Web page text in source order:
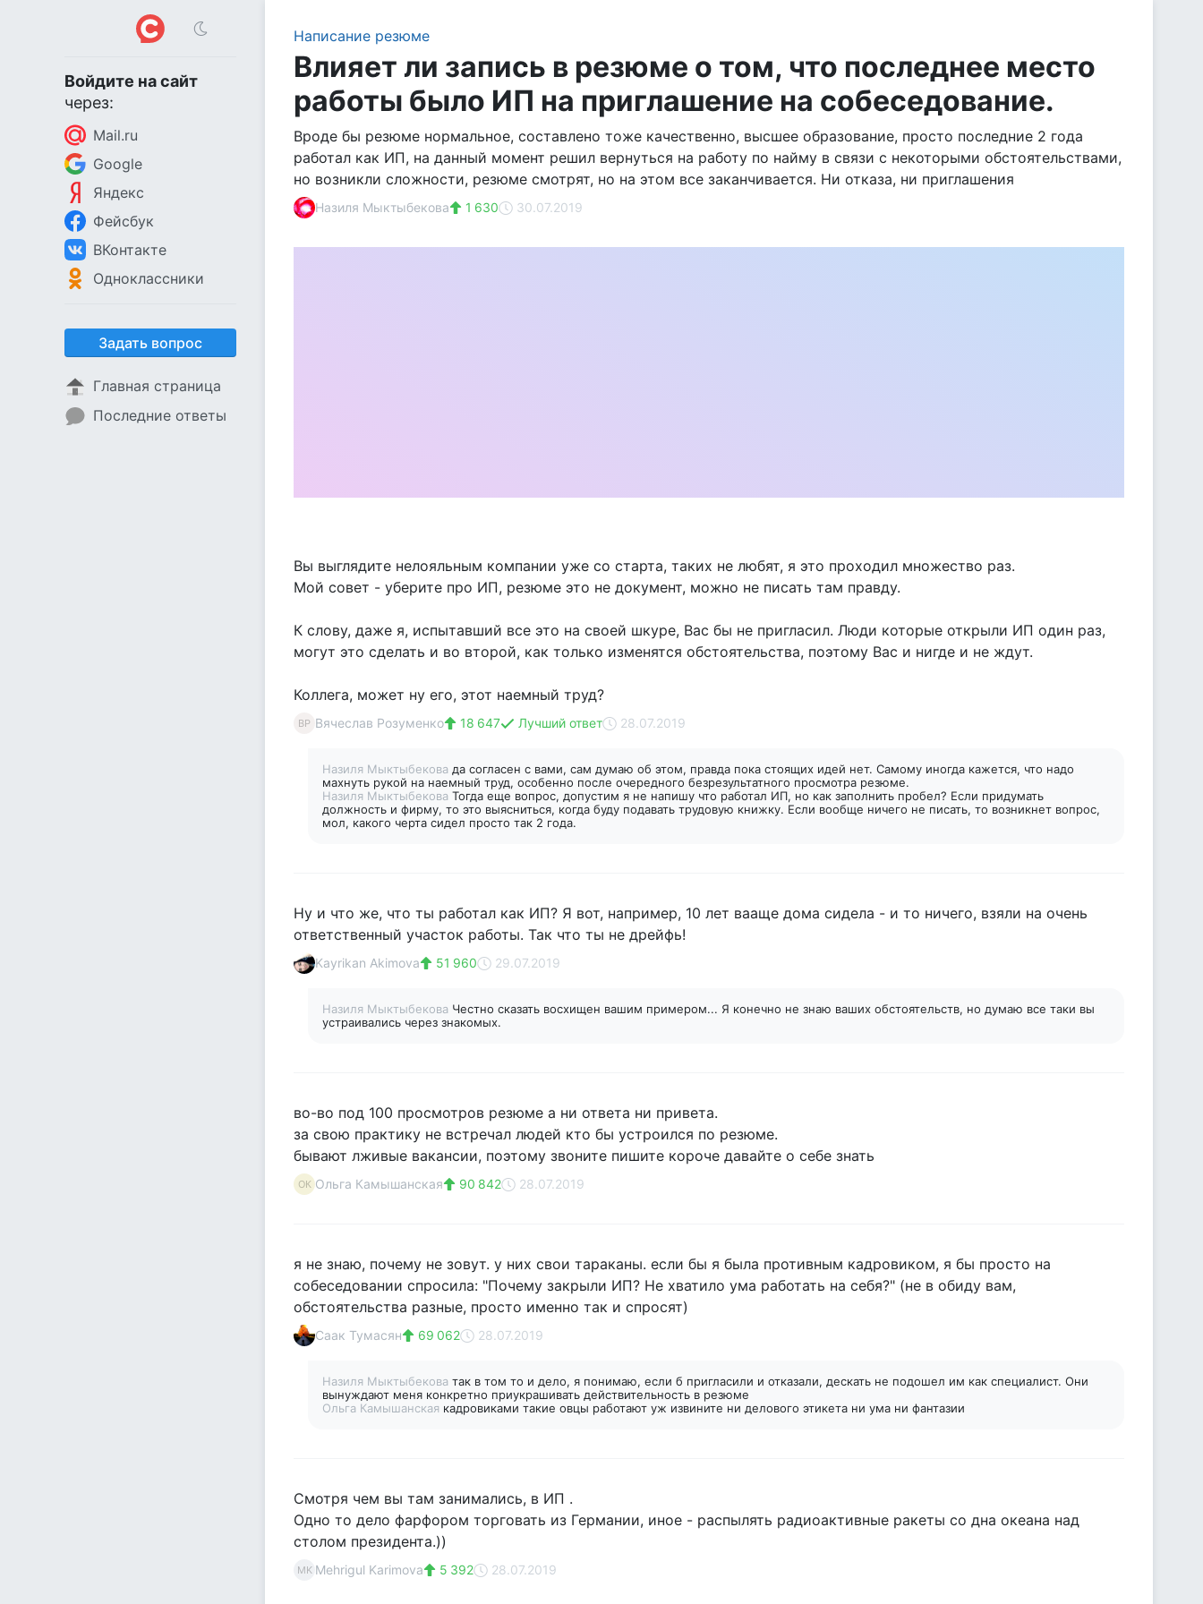
Войдите на сайт
через:
Mail.ru
Google
Яндекс
Фейсбук
ВКонтакте
Одноклассники
Задать вопрос
Главная страница
Последние ответы
Написание резюме
Влияет ли запись в резюме о том, что последнее место
работы было ИП на приглашение на собеседование.
Вроде бы резюме нормальное, составлено тоже качественно, высшее образование, просто последние 2 года
работал как ИП, на данный момент решил вернуться на работу по найму в связи с некоторыми обстоятельствами,
но возникли сложности, резюме смотрят, но на этом все заканчивается. Ни отказа, ни приглашения
Назиля Мыктыбекова 1 630 30.07.2019
Вы выглядите нелояльным компании уже со старта, таких не любят, я это проходил множество раз.
Мой совет - уберите про ИП, резюме это не документ, можно не писать там правду.
К слову, даже я, испытавший все это на своей шкуре, Вас бы не пригласил. Люди которые открыли ИП один раз,
могут это сделать и во второй, как только изменятся обстоятельства, поэтому Вас и нигде и не ждут.
Коллега, может ну его, этот наемный труд?
ВР Вячеслав Розуменко 18 647 Лучший ответ 28.07.2019
Назиля Мыктыбекова да согласен с вами, сам думаю об этом, правда пока стоящих идей нет. Самому иногда кажется, что надо
махнуть рукой на наемный труд, особенно после очередного безрезультатного просмотра резюме.
Назиля Мыктыбекова Тогда еще вопрос, допустим я не напишу что работал ИП, но как заполнить пробел? Если придумать
должность и фирму, то это выясниться, когда буду подавать трудовую книжку. Если вообще ничего не писать, то возникнет вопрос,
мол, какого черта сидел просто так 2 года.
Ну и что же, что ты работал как ИП? Я вот, например, 10 лет вааще дома сидела - и то ничего, взяли на очень
ответственный участок работы. Так что ты не дрейфь!
Kayrikan Akimova 51 960 29.07.2019
Назиля Мыктыбекова Честно сказать восхищен вашим примером... Я конечно не знаю ваших обстоятельств, но думаю все таки вы
устраивались через знакомых.
во-во под 100 просмотров резюме а ни ответа ни привета.
за свою практику не встречал людей кто бы устроился по резюме.
бывают лживые вакансии, поэтому звоните пишите короче давайте о себе знать
ОК Ольга Камышанская 90 842 28.07.2019
я не знаю, почему не зовут. у них свои тараканы. если бы я была противным кадровиком, я бы просто на
собеседовании спросила: "Почему закрыли ИП? Не хватило ума работать на себя?" (не в обиду вам,
обстоятельства разные, просто именно так и спросят)
Саак Тумасян 69 062 28.07.2019
Назиля Мыктыбекова так в том то и дело, я понимаю, если б пригласили и отказали, дескать не подошел им как специалист. Они
вынуждают меня конкретно приукрашивать действительность в резюме
Ольга Камышанская кадровиками такие овцы работают уж извините ни делового этикета ни ума ни фантазии
Смотря чем вы там занимались, в ИП .
Одно то дело фарфором торговать из Германии, иное - распылять радиоактивные ракеты со дна океана над
столом президента.))
MK Mehrigul Karimova 5 392 28.07.2019